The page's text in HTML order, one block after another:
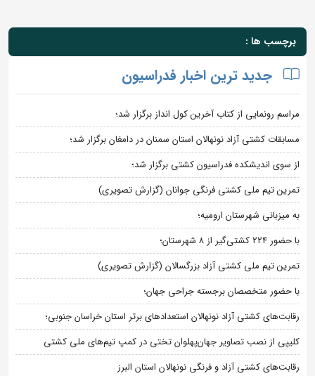
برچسب ها :
جدید ترین اخبار فدراسیون
مراسم رونمایی از کتاب آخرین کول انداز برگزار شد؛
مسابقات کشتی آزاد نونهالان استان سمنان در دامغان برگزار شد؛
از سوی اندیشکده فدراسیون کشتی برگزار شد؛
تمرین تیم ملی کشتی فرنگی جوانان (گزارش تصویری)
به میزبانی شهرستان ارومیه؛
با حضور ۲۲۴ کشتی‌گیر از ۸ شهرستان؛
تمرین تیم ملی کشتی آزاد بزرگسالان (گزارش تصویری)
با حضور متخصصان برجسته جراحی جهان؛
رقابت‌های کشتی آزاد نونهالان استعدادهای برتر استان خراسان جنوبی؛
کلیپی از نصب تصاویر جهان‌پهلوان تختی در کمپ تیم‌های ملی کشتی
رقابت‌های کشتی آزاد و فرنگی نونهالان استان البرز